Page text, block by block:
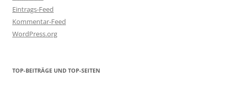
Eintrags-Feed
Kommentar-Feed
WordPress.org
TOP-BEITRÄGE UND TOP-SEITEN